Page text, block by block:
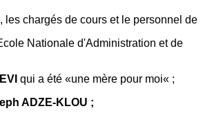
les chargés de cours et le personnel de
Nationale d'Administration et de
qui a été «une mère pour moi« ;
ADZE-KLOU ;